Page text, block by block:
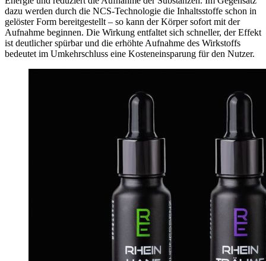
dazu werden durch die NCS-Technologie die Inhaltsstoffe schon in
gelöster Form bereitgestellt – so kann der Körper sofort mit der
Aufnahme beginnen. Die Wirkung entfaltet sich schneller, der Effekt
ist deutlicher spürbar und die erhöhte Aufnahme des Wirkstoffs
bedeutet im Umkehrschluss eine Kosteneinsparung für den Nutzer.